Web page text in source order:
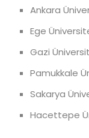
Ankara
Ege
Gazi
Pamukkale
Sakarya
Hacettepe